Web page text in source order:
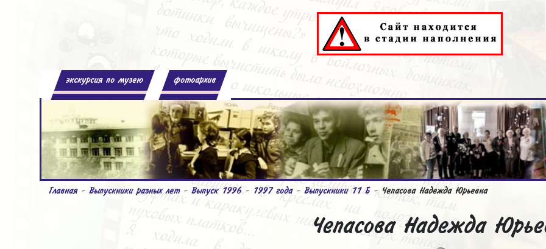
экскурсия по музею фотоархив
Главная- Выпускники разных лет- Выпуск 1996 - 1997 года- Выпускники 11 Б - Чепасова Надежда Юрьевна
Чепасова Надежда